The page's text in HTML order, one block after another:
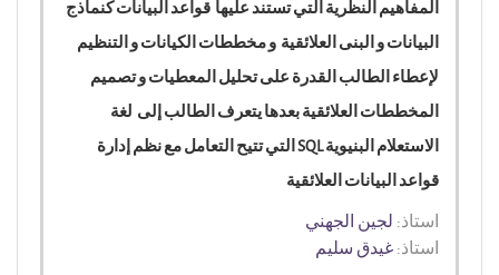
المفاهيم النظرية التي تستند عليها قواعد البيانات كنماذج
البيانات و البنى العلائقية و مخططات الكيانات و التنظيم
لإعطاء الطالب القدرة على تحليل المعطيات و تصميم
المخططات العلائقية بعدها يتعرف الطالب إلى لغة
الاستعلام البنيوية SQL التي تتيح التعامل مع نظم إدارة
قواعد البيانات العلائقية
استاذ: لجين الجهني
استاذ: غيدق سليم